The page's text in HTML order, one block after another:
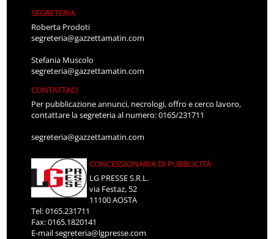
SEGRETERIA
Roberta Prodoti
segreteria@gazzettamatin.com
Stefania Muscolo
segreteria@gazzettamatin.com
CONTATTACI
Per pubblicazione annunci, necrologi, offro e cerco lavoro,
contattare la segreteria al numero: 0165/231711
segreteria@gazzettamatin.com
CONCESSIONARIA DI PUBBLICITÀ
LG PRESSE S.R.L.
via Festaz, 52
11100 AOSTA
Tel: 0165.231711
Fax: 0165.1820141
E-mailsegreteria@lgpresse.com